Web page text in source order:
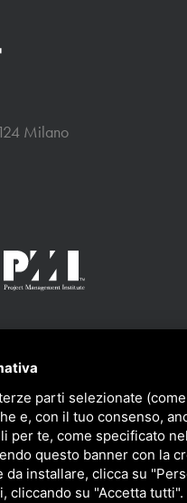
Milano
reCAPTCHA v3, Privacy Policy
parti selezionate
e, con il tuo consenso,
per te, come specificato
questo banner con la
da installare, clicca su
cliccando su "Accetta